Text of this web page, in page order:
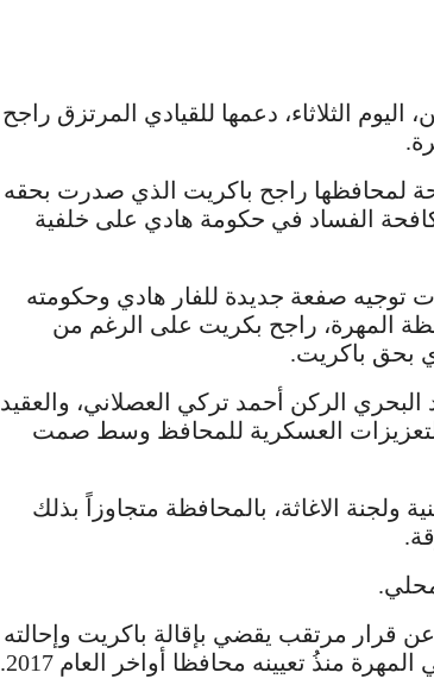
اليوم الثلاثاء، دعمها للقيادي المرتزق راجح
عبر قيامها بتسليم 18 آلية مصفحة لمحافظها راجح باكريت الذي صدرت بحقه
الفساد في حكومة هادي على خلفية
توجيه صفعة جديدة للفار هادي وحكومته
المهرة، راجح بكريت على الرغم من
بحق باكريت.
الركن أحمد تركي العصلاني، والعقيد
التعزيزات العسكرية للمحافظ وسط صمت
ولجنة الاغاثة، بالمحافظة متجاوزاً بذلك
قرار مرتقب يقضي بإقالة باكريت وإحالته
منذُ تعيينه محافظا أواخر العام 2017.